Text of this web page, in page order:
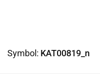
Symbol: KAT00819_n